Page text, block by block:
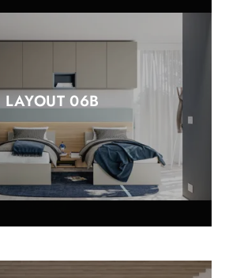
LAYOUT 06B